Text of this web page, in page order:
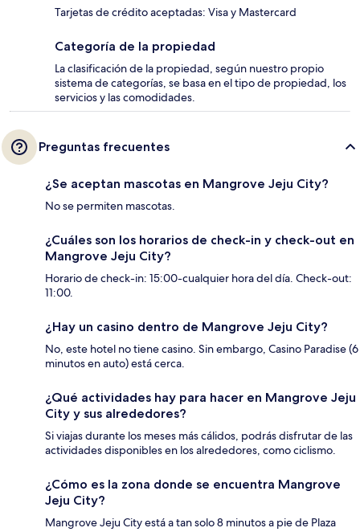
Tarjetas de crédito aceptadas: Visa y Mastercard
Categoría de la propiedad
La clasificación de la propiedad, según nuestro propio
sistema de categorías, se basa en el tipo de propiedad, los
servicios y las comodidades.
Preguntas frecuentes
¿Se aceptan mascotas en Mangrove Jeju City?
No se permiten mascotas.
¿Cuáles son los horarios de check-in y check-out en
Mangrove Jeju City?
Horario de check-in: 15:00-cualquier hora del día. Check-out:
11:00.
¿Hay un casino dentro de Mangrove Jeju City?
No, este hotel no tiene casino. Sin embargo, Casino Paradise (6
minutos en auto) está cerca.
¿Qué actividades hay para hacer en Mangrove Jeju
City y sus alrededores?
Si viajas durante los meses más cálidos, podrás disfrutar de las
actividades disponibles en los alrededores, como ciclismo.
¿Cómo es la zona donde se encuentra Mangrove
Jeju City?
Mangrove Jeju City está a tan solo 8 minutos a pie de Plaza